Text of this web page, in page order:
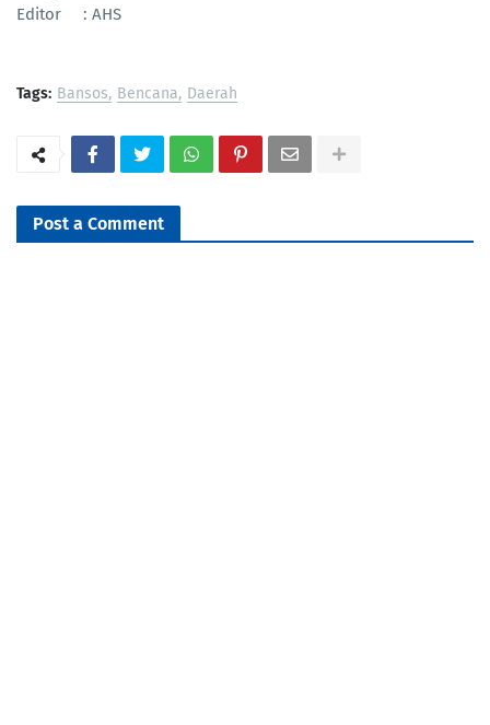
Editor : AHS
Tags: Bansos Bencana Daerah
Post a Comment